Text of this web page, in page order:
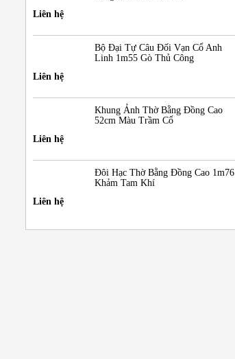
Liên hệ
Bộ Đại Tự Câu Đối Vạn Cổ Anh
Linh 1m55 Gò Thủ Công
Liên hệ
Khung Ảnh Thờ Bằng Đồng Cao
52cm Màu Trầm Cổ
Liên hệ
Đôi Hạc Thờ Bằng Đồng Cao 1m76
Khảm Tam Khí
Liên hệ